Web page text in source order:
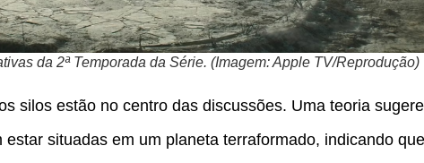
da 2ª Temporada da Série. (Imagem: Apple TV/Reprodução)
silos estão no centro das discussões. Uma teoria
situadas em um planeta terraformado, indicando